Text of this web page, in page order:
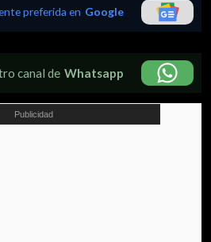
preferida en Google
canal de Whatsapp